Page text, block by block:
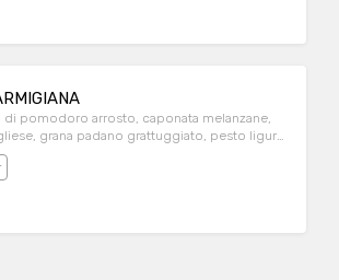
di pomodoro arrosto, caponata melanzane,
grana padano grattuggiato, pesto ligure